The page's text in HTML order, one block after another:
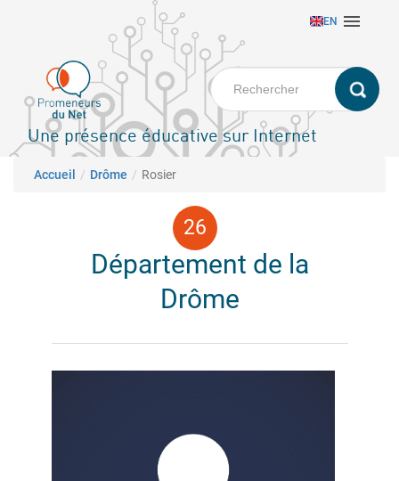
principal
EN 
Une présence éducative sur Internet
Fil d'Ariane
Accueil Drôme Rosier
Département de la
Drôme